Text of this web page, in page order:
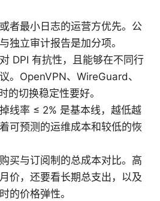
者最小日志的运营方优先。公
独立审计报告是加分项。
DPI 有抗性，且能够在不同行
。OpenVPN、WireGuard、
的切换稳定性要好。
线率 ≤ 2% 是基本线，越低越
可预测的运维成本和较低的恢
买与订阅制的总成本对比。高
价，还要看长期总支出，以及
的价格弹性。